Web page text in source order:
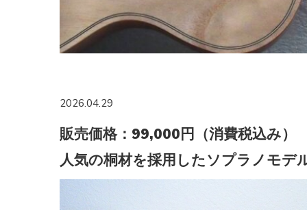
2026.04.29
販売価格：99,000円（消費税込み）
人気の桐材を採用したソプラノモデ